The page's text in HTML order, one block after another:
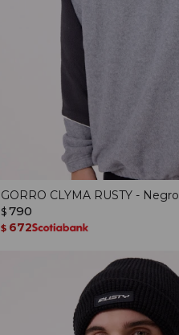
GORRO CLYMA RUSTY - Negro
$ 790
$ 672